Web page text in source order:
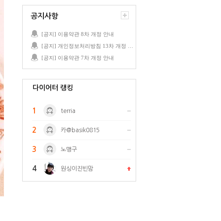
공지사항
[공지] 이용약관 8차 개정 안내
[공지] 이용약관 7차 개정 안내
다이어터 랭킹
1 terria
2 카@basik0815
3 노맹구
4 원싱이진빈맘